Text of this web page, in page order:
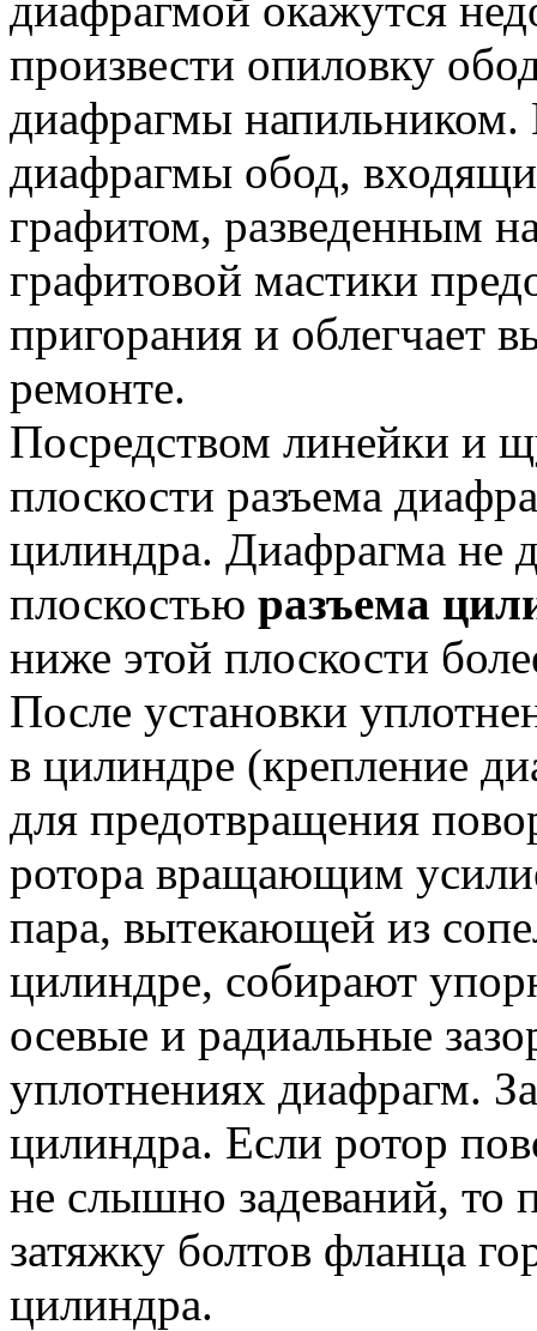
произвести опиловку
диафрагмы напильником.
диафрагмы обод,
графитом, разведенным
графитовой мастики
пригорания и облегчает
ремонте.
Посредством линейки и
плоскости разъема
цилиндра. Диафрагма не
плоскостью разъема
ниже этой плоскости
После установки
в цилиндре (крепление
для предотвращения
ротора вращающим
пара, вытекающей из
цилиндре, собирают
осевые и радиальные
уплотнениях диафрагм.
цилиндра. Если ротор
не слышно задеваний, то
затяжку болтов фланца
цилиндра.